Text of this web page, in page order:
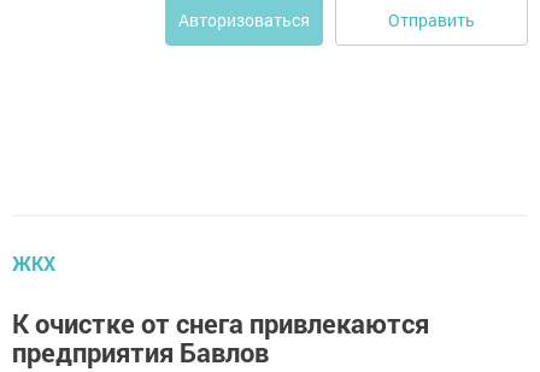
Авторизоваться Отправить
ЖКХ
К очистке от снега привлекаются
предприятия Бавлов